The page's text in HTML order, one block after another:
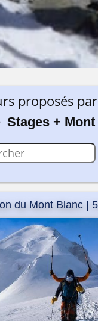
proposés par
Stages +
du Mont Blanc |